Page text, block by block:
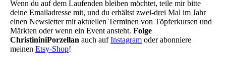
Wenn du auf dem Laufenden bleiben möchtet, teile mir bitte
deine Emailadresse mit, und du erhältst zwei-drei Mal im Jahr
einen Newsletter mit aktuellen Terminen von Töpferkursen und
Märkten oder wenn ein Event ansteht. Folge
ChristininiPorzellan auch aufInstagram oder abonniere
meinen Etsy-Shop!